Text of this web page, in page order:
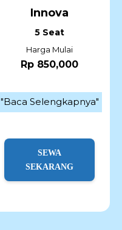
Innova
5 Seat
Harga Mulai
Rp 850,000
"Baca Selengkapnya"
SEWA
SEKARANG